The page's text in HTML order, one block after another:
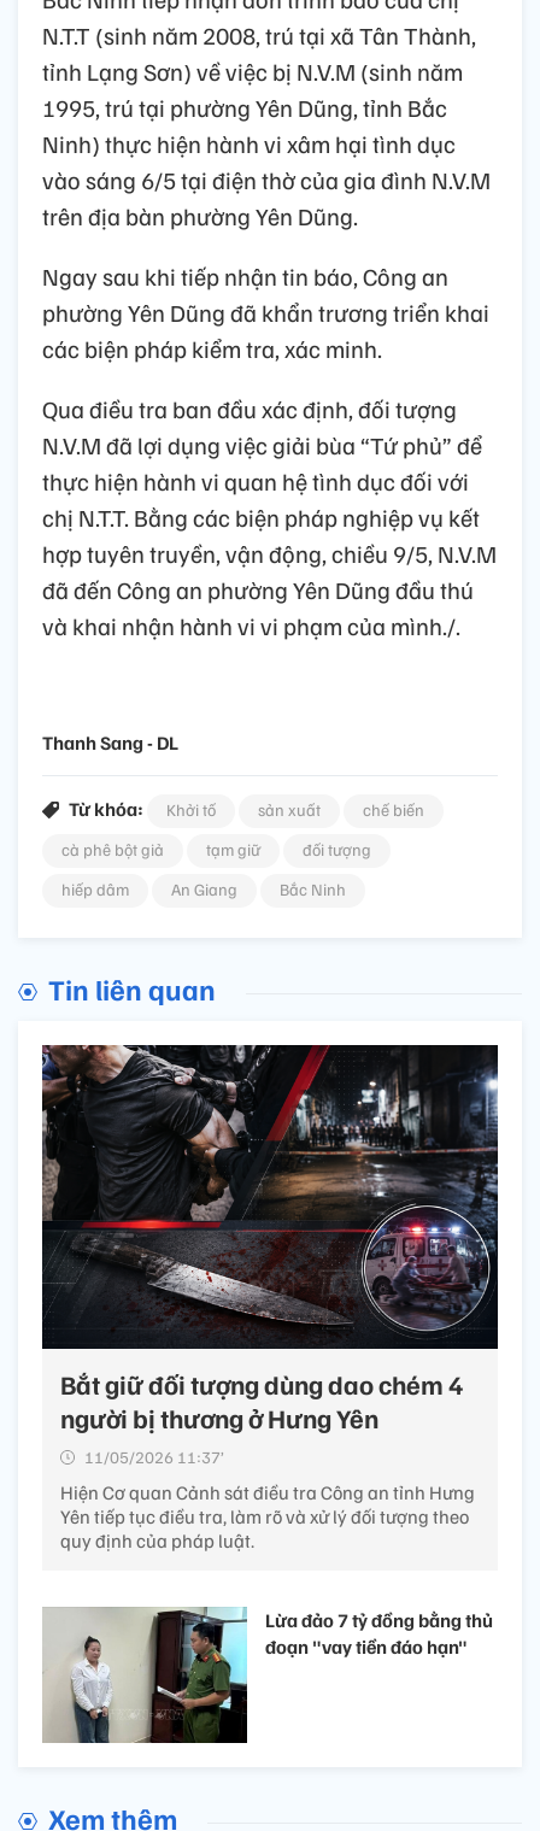
N.T.T (sinh năm 2008, trú tại xã Tân Thành,
tỉnh Lạng Sơn) về việc bị N.V.M (sinh năm
1995, trú tại phường Yên Dũng, tỉnh Bắc
Ninh) thực hiện hành vi xâm hại tình dục
vào sáng 6/5 tại điện thờ của gia đình N.V.M
trên địa bàn phường Yên Dũng.
Ngay sau khi tiếp nhận tin báo, Công an
phường Yên Dũng đã khẩn trương triển khai
các biện pháp kiểm tra, xác minh.
Qua điều tra ban đầu xác định, đối tượng
N.V.M đã lợi dụng việc giải bùa “Tứ phủ” để
thực hiện hành vi quan hệ tình dục đối với
chị N.T.T. Bằng các biện pháp nghiệp vụ kết
hợp tuyên truyền, vận động, chiều 9/5, N.V.M
đã đến Công an phường Yên Dũng đầu thú
và khai nhận hành vi vi phạm của mình./.
Thanh Sang - DL
Từ khóa: Khởi tố sản xuất
chế biến
cà phê bột giả
tạm giữ
đối tượng
hiếp dâm
An Giang Bắc Ninh
Tin liên quan
Bắt giữ đối tượng dùng dao chém 4
người bị thương ở Hưng Yên
11/05/2026 11:37’
Hiện Cơ quan Cảnh sát điều tra Công an tỉnh Hưng
Yên tiếp tục điều tra, làm rõ và xử lý đối tượng theo
quy định của pháp luật.
Lừa đảo 7 tỷ đồng bằng thủ
đoạn "vay tiền đáo hạn"
Xem thêm